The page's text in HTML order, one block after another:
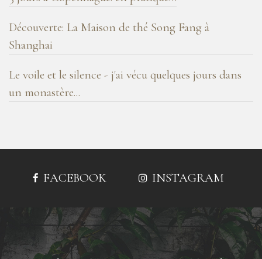
Découverte: La Maison de thé Song Fang à
Shanghai
Le voile et le silence - j'ai vécu quelques jours dans
un monastère...
FACEBOOK INSTAGRAM